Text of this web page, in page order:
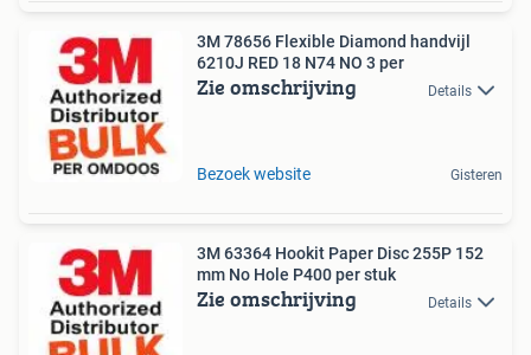
3M 78656 Flexible Diamond handvijl
6210J RED 18 N74 NO 3 per
Zie omschrijving Details
Bezoek website Gisteren
3M 63364 Hookit Paper Disc 255P 152
mm No Hole P400 per stuk
Zie omschrijving Details